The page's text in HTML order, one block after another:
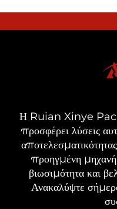
Η Ruian Xinye
προσφέρει λύσεις
προηγμένη μηχανή
βιωσιμότητα και
Ανακαλύψτε